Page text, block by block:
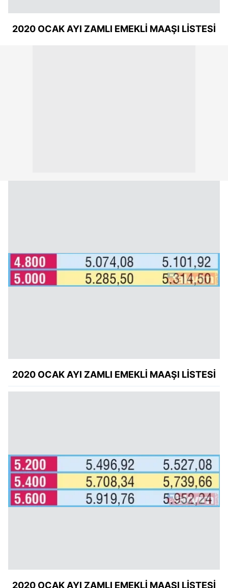
2020 OCAK AYI ZAMLI EMEKLİ MAAŞI LİSTESİ
2020 OCAK AYI ZAMLI EMEKLİ MAAŞI LİSTESİ
2020 OCAK AYI ZAMLI EMEKLİ MAAŞI LİSTESİ